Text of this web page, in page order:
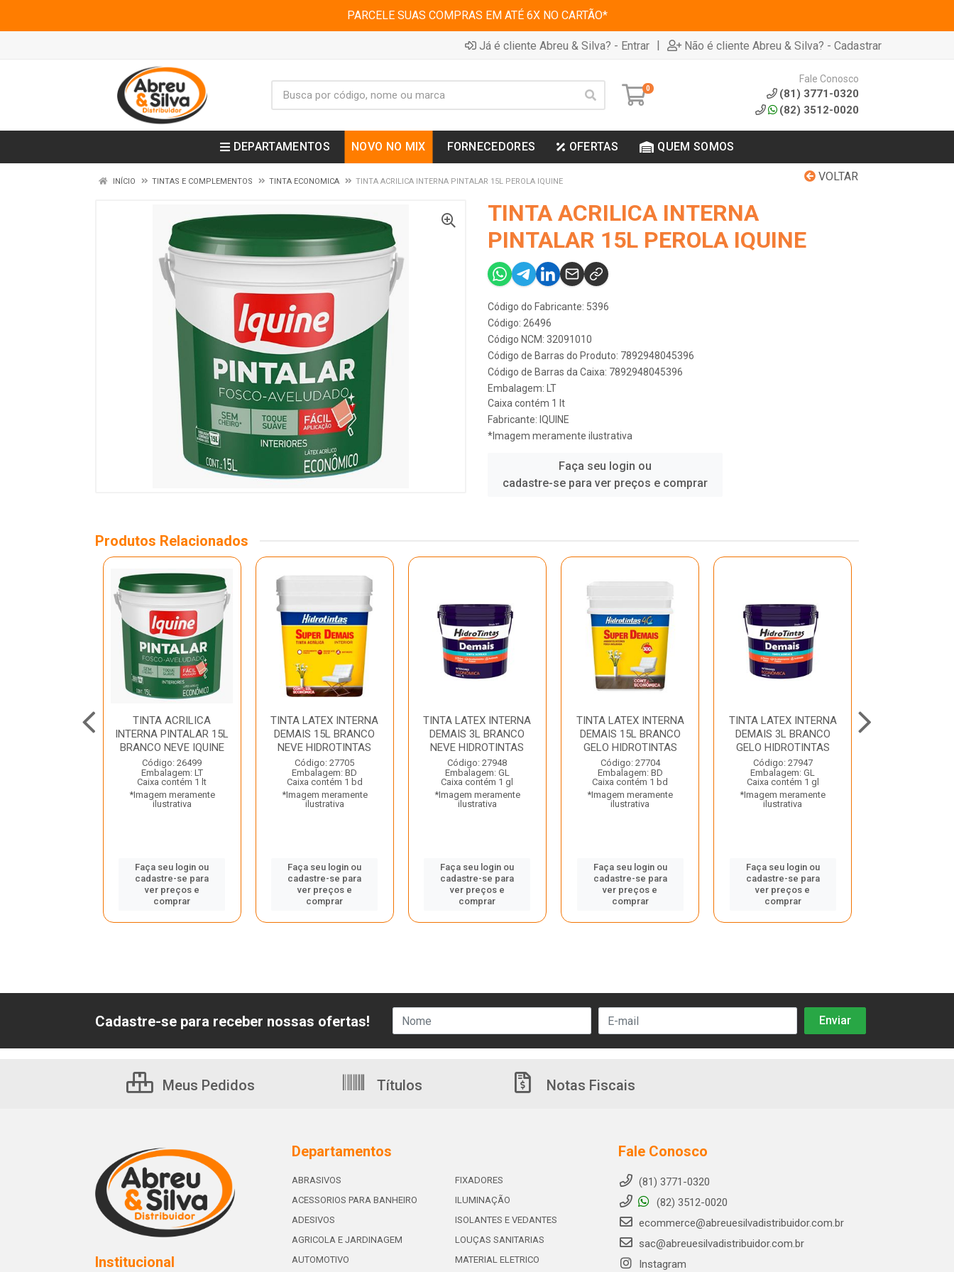
PARCELE SUAS COMPRAS EM ATÉ 6X NO CARTÃO*
Já é cliente Abreu & Silva? - Entrar | Não é cliente Abreu & Silva? - Cadastrar
0
Fale Conosco
(81) 3771-0320
(82) 3512-0020
DEPARTAMENTOS NOVO NO MIX FORNECEDORES OFERTAS QUEM SOMOS
VOLTAR
INÍCIO TINTAS E COMPLEMENTOS TINTA ECONOMICA TINTA ACRILICA INTERNA PINTALAR 15L PEROLA IQUINE
TINTA ACRILICA INTERNA
PINTALAR 15L PEROLA IQUINE
Código do Fabricante: 5396
Código: 26496
Código NCM: 32091010
Código de Barras do Produto: 7892948045396
Código de Barras da Caixa: 7892948045396
Embalagem: LT
Caixa contém 1 lt
Fabricante: IQUINE
*Imagem meramente ilustrativa
Faça seu login ou
cadastre-se para ver preços e comprar
Produtos Relacionados
TINTA ACRILICA
INTERNA PINTALAR 15L
BRANCO NEVE IQUINE
Código: 26499
Embalagem: LT
Caixa contém 1 lt
*Imagem meramente
ilustrativa
Faça seu login ou
cadastre-se para
ver preços e
comprar
TINTA LATEX INTERNA
DEMAIS 15L BRANCO
NEVE HIDROTINTAS
Código: 27705
Embalagem: BD
Caixa contém 1 bd
*Imagem meramente
ilustrativa
Faça seu login ou
cadastre-se para
ver preços e
comprar
TINTA LATEX INTERNA
DEMAIS 3L BRANCO
NEVE HIDROTINTAS
Código: 27948
Embalagem: GL
Caixa contém 1 gl
*Imagem meramente
ilustrativa
Faça seu login ou
cadastre-se para
ver preços e
comprar
TINTA LATEX INTERNA
DEMAIS 15L BRANCO
GELO HIDROTINTAS
Código: 27704
Embalagem: BD
Caixa contém 1 bd
*Imagem meramente
ilustrativa
Faça seu login ou
cadastre-se para
ver preços e
comprar
TINTA LATEX INTERNA
DEMAIS 3L BRANCO
GELO HIDROTINTAS
Código: 27947
Embalagem: GL
Caixa contém 1 gl
*Imagem meramente
ilustrativa
Faça seu login ou
cadastre-se para
ver preços e
comprar
Cadastre-se para receber nossas ofertas!
Meus Pedidos Títulos Notas Fiscais
Institucional
Departamentos
ABRASIVOS
ACESSORIOS PARA BANHEIRO
ADESIVOS
AGRICOLA E JARDINAGEM
AUTOMOTIVO
FIXADORES
ILUMINAÇÃO
ISOLANTES E VEDANTES
LOUÇAS SANITARIAS
MATERIAL ELETRICO
Fale Conosco
(81) 3771-0320
(82) 3512-0020
ecommerce@abreuesilvadistribuidor.com.br
sac@abreuesilvadistribuidor.com.br
Instagram